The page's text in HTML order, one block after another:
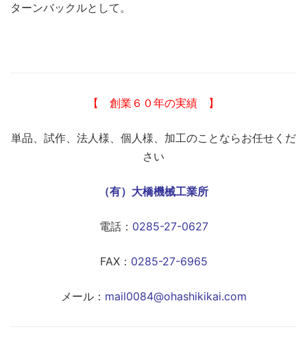
ターンバックルとして。
【 創業６０年の実績 】
単品、試作、法人様、個人様、加工のことならお任せくだ
さい
（有）大橋機械工業所
電話： 0285-27-0627
FAX： 0285-27-6965
メール： mail0084@ohashikikai.com